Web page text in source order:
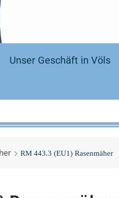
Unser Geschäft in Völs
RM 443.3 (EU1) Rasenmäher